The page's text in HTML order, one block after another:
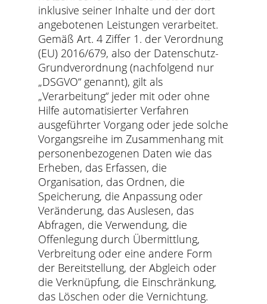
inklusive seiner Inhalte und der dort
angebotenen Leistungen verarbeitet.
Gemäß Art. 4 Ziffer 1. der Verordnung
(EU) 2016/679, also der Datenschutz-
Grundverordnung (nachfolgend nur
„DSGVO“ genannt), gilt als
„Verarbeitung“ jeder mit oder ohne
Hilfe automatisierter Verfahren
ausgeführter Vorgang oder jede solche
Vorgangsreihe im Zusammenhang mit
personenbezogenen Daten wie das
Erheben, das Erfassen, die
Organisation, das Ordnen, die
Speicherung, die Anpassung oder
Veränderung, das Auslesen, das
Abfragen, die Verwendung, die
Offenlegung durch Übermittlung,
Verbreitung oder eine andere Form
der Bereitstellung, der Abgleich oder
die Verknüpfung, die Einschränkung,
das Löschen oder die Vernichtung.